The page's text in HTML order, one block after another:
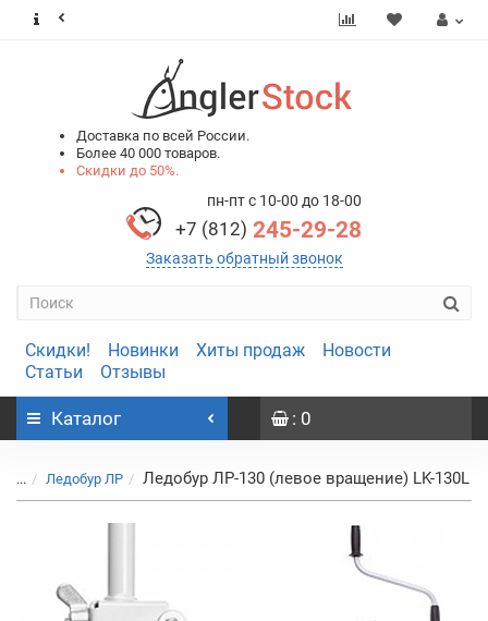
Доставка по всей России.
Более 40 000 товаров.
Скидки до 50%.
пн-пт с 10-00 до 18-00
+7 (812) 245-29-28
Заказать обратный звонок
Скидки! Новинки Хиты продаж
Новости
Статьи
Отзывы
Каталог : 0
... Ледобур ЛР Ледобур ЛР-130 (левое вращение) LK-130L